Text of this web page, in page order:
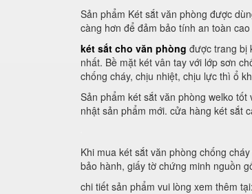
Sản phẩm Két sắt văn phòng được
càng hơn để đảm bảo tính an toàn cao
két sắt cho văn phòng được trang bị
nhất. Bề mặt két vân tay với lớp sơn
chống cháy, chịu nhiệt, chịu lực thì ổ
Sản phẩm két sắt văn phòng welko
nhật sản phẩm mới. cửa hàng két sắt
Khi mua két sắt văn phòng chống
bảo hành, giấy tờ chứng minh nguồn
chi tiết sản phẩm vui lòng xem thêm tại: